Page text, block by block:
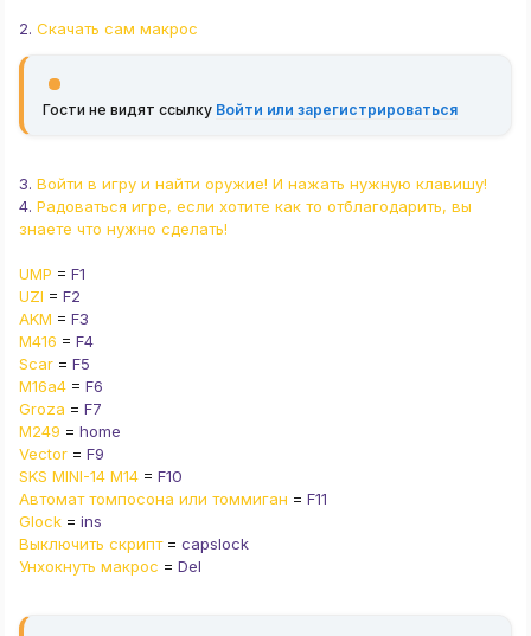
2. Скачать сам макрос
Гости не видят ссылку Войти или зарегистрироваться
3. Войти в игру и найти оружие! И нажать нужную клавишу!
4. Радоваться игре, если хотите как то отблагодарить, вы
знаете что нужно сделать!
UMP = F1
UZI = F2
AKM = F3
M416 = F4
Scar = F5
M16a4 = F6
Groza = F7
M249 = home
Vector = F9
SKS MINI-14 M14 = F10
Автомат томпосона или томмиган = F11
Glock = ins
Выключить скрипт= capslock
Унхокнуть макрос = Del